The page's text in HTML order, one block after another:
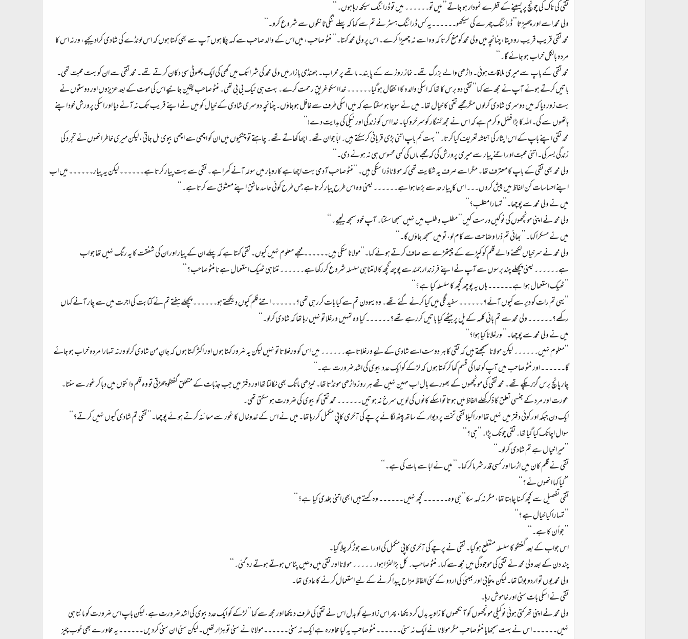
تقی کی ناک کی چونچ پر پسینے کے قطرے نمودار ہو جاتے’’ میں تو۔۔۔۔۔۔ میں تو ڈرائنگ سیکھ رہا ہوں۔‘‘
ولی محمد اسے اور چھیڑتا’’ ڈرائنگ چہرے کی سیکھو۔۔۔۔۔۔یہ کس ڈرائنگ ہسٹر نے تم سے کہا کہ پہلے ننگی ٹانگوں سے شروع کرو۔‘‘
محمد تقی قریب قریب رو دیتا، چنانچہ میں ولی محمد کومنع کرتا کہ وہ اسے نہ چھیڑا کرے۔ اس پر ولی محمد کہتا۔’’ منٹو صاحب، میں اس کے والد صاحب سے کہہ چکا ہوں آپ سے بھی کہتا ہوں کہ اس لونڈے کی شادی کرادیجیے، ورنہ اس کا
مردہ بالکل خراب ہو جائے گا۔‘‘
محمد تقی کے باپ سے میری ملاقات ہوئی۔ داڑھی والے بزرگ تھے۔ نماز روزے کے پابند۔ ماتھے پر محراب۔ جھنڈی بازار میں ولی محمد کی شراتک میں گھی کی ایک چھوٹی سی دکان کرتے تھے۔ محمد تقی سے ان کو بہت محبت تھی۔
باتیں کرتے ہوئے آپ نے مجھ سے کہا’’ تقی دو برس کا تھا کہ اسکی والدہ کا انتقال ہوگیا۔۔۔۔۔۔ خدا اسکو غریقِ رحمت کرے۔ بہت ہی نیک بی بی تھی۔ منٹو صاحب یقین جانیے اس کی موت کے بعد عزیزوں اور دوستوں نے
بہت زور دیا کہ میں دوسری شادی کرلوں مگر مجھے تقی کا خیال تھا۔ میں نے سوچا ہو سکتا ہے کہ میں اسکی طرف سے غافل ہوجاؤں۔ چنانچہ دوسری شادی کے خیال کو میں نے اپنے قریب تک نہ آنے دیا اور اسکی پرورش خود اپنے
ہاتھوں سے کی۔ اللہ کا بڑا فضل و کرم ہے کہ اس نے مجھ گنہگار کوسرخرو کیا۔ خدا اس کو زندگی اور نیکی کی ہدایت دے!‘‘
محمد تقی اپنے باپ کے اس ایثار کی ہمیشہ تعریف کیا کرتا۔’’ بہت کم باپ اتنی بڑی قربانی کرسکتے ہیں۔ اباّ جوان تھے۔ اچھا کھاتے تھے۔ چاہتے تو چٹکیوں میں ان کو اچھی سے اچھی بیوی مل جاتی، لیکن میری خاطر انھوں نے تجرد کی
زندگی بسرکی۔ اتنی محبت اور اتنے پیار سے میری پرورش کی کہ مجھے ماں کی کمی محسوس ہی نہ ہونے دی۔‘‘
ولی محمد بھی تقی کے باپ کا معترف تھا۔ مگر اسے صرف یہ شکایت تھی کہ مولانا ذرا سنکی ہیں۔ ’’منٹو صاحب آدمی بہت اچھا ہے کاروبار میں سولہ آنے کھرا ہے۔ تقی سے بہت پیار کرتا ہے۔۔۔۔۔۔ لیکن یہ پیار۔۔۔۔۔۔ میں اب
اپنے احساسات کن الفاظ میں پیش کروں۔۔۔ اس کا پیار حد سے بڑھا ہوا ہے۔۔۔۔۔۔ یعنی وہ اس طرح پیار کرتا ہے جس طرح کوئی حاسد عاشق اپنے معشوق سے کرتا ہے۔‘‘
میں نے ولی محمد سے پوچھا۔’’تمہارا مطلب؟‘‘
ولی محمد نے اپنی مونچھوں کی نوکیں درست کیں’’ مطلب وطلب میں نہیں سمجھا سکتا۔ آپ خود سمجھ لیجیے۔‘‘
میں نے مسکرا کہا۔’’ بھائی تم ذرا وضاحت سے کام لو، تو میں سمجھ جاؤں گا۔‘‘
ولی محمد نے سرخیاں لکھنے والے قلم کو کپڑے کے چیتھڑے سے صاف کرتے ہوئے کہا۔’’مولانا سنکی ہیں۔۔۔۔۔۔ مجھے معلوم نہیں کیوں۔ تقی کہتا ہے کہ پہلے ان کے پیار اور ان کی شفقت کا یہ رنگ نہیں تھا جو اب
ہے۔۔۔۔۔۔ یعنی پچھلے چند برسوں سے آپ نے اپنے فرزند ارجمند سے پوچھ گچھ کا لامتناہی سلسلہ شروع کررکھا ہے۔۔۔۔۔۔ متناہی ٹھیک استعمال ہے نا منٹو صاحب؟‘‘
’’ٹھیک استعمال ہوا ہے۔۔۔۔۔۔ ہاں یہ پوچھ گچھ کا سلسلہ کیا ہے؟‘‘
’’یہی تم رات کو دیر سے کیوں آئے؟۔۔۔۔۔۔ سفید گلی میں کیا کرنے گئے تھے۔ وہ یہودن تم سے کیا بات کررہی تھی؟۔۔۔۔۔۔ اتنے فلم کیوں دیکھتے ہو۔۔۔۔۔۔ پچھلے ہفتے تم نے کتابت کی اجرت میں سے چار آنے کہاں
رکھے؟۔۔۔۔۔۔ ولی محمد سے تم بائی کلمہ کے پل پر بیٹھے کیا باتیں کررہے تھے؟۔۔۔۔۔۔ کیا وہ تمہیں ورغلا تو نہیں رہا تھا کہ شادی کرلو۔‘‘
میں نے ولی محمد سے پوچھا۔’’ ورغلانا کیا ہوا؟‘‘
’’معلوم نہیں۔۔۔۔۔۔ لیکن مولانا سمجھتے ہیں کہ تقی کا ہر دوست اسے شادی کے لیے ورغلاتا ہے۔۔۔۔۔۔ میں اس کو ورغلاتا تو نہیں لیکن یہ ضرور کہتا ہوں اور اکثر کہتا ہوں کہ جانِ من شادی کرلو ورنہ تمہارا مردہ خراب ہو جائے
گا۔۔۔۔۔۔ اور منٹو صاحب میں آپ کو خدا کی قسم کھا کر کہتا ہوں کہ لڑکے کو ایک عدد بیوی کی اشد ضرورت ہے۔‘‘
چار پانچ برس گزر چکے تھے۔ محمد تقی کی مونچھوں کے بھورے بال اب مہین نہیں تھے ہر روز داڑھی مونڈتا تھا۔ ٹیڑھی مانگ بھی نکالتا تھا اور دفتر میں جب جذبات کے متعلق گفتگو چھڑتی تو وہ قلم دانتوں میں دبا کر غور سے سنتا۔
عورت اور مرد کے جنسی تعلق کا ذکر کھلے الفاظ میں ہوتا تو اسکے کانوں کی لویں سرخ نہ ہوتیں۔۔۔۔۔۔ محمد تقی کو بیوی کی ضرورت ہو سکتی تھی۔
ایک دن جبکہ اور کوئی دفتر میں نہیں تھا اور اکیلا تقی تخت پر دیوار کے ساتھ پیٹھ لگائے پرچے کی آخری کاپی مکمل کررہا تھا۔ میں نے اس کے خدوخال کا غور سے معائنہ کرتے ہوئے پوچھا۔’’ تقی تم شادی کیوں نہیں کرتے؟‘‘
سوال اچانک کیا گیا تھا۔تقی چونک پڑا۔’’جی؟‘‘
’’میرا خیال ہے تم شادی کرلو۔‘‘
تقی نے قلم کان میں اڑسا اور کسی قدر شرما کر کہا۔’’ میں نے ابا سے بات کی ہے۔‘‘
’’کیا کہا انھوں نے؟‘‘
تقی تفصیل سے کچھ کہنا چاہتا تھا، مگر نہ کہہ سکا’’جی وہ۔۔۔۔۔۔ کچھ نہیں۔۔۔۔۔۔ وہ کہتے ہیں ابھی اتنی جلدی کیا ہے؟‘‘
’’تمہارا کیا خیال ہے؟‘‘
’’ جو اُن کا ہے۔‘‘
اس جواب کے بعد گفتگو کا سلسلہ منقطع ہوگیا۔ تقی نے پرچے کی آخری کاپی مکمل کی اور اسے جوڑ کر چلا گیا۔
چند دن کے بعد ولی محمد نے تقی کی موجودگی میں مجھ سے کہا۔منٹو صاحب۔ کل بڑا لفڑا ہوا۔۔۔۔۔۔ مولانا اور تقی میں دھیں پٹاس ہوتے ہوتے رہ گئی۔‘‘
ولی محمد یوں تو اردو بولتا تھا۔ لیکن پنجابی اور بمبئی کی اردو کے کئی الفاظ مزاح پیدا کرنے کے لیے استعمال کرنے کا عادی تھا۔
تقی نے اسکی بات سنی اور خاموش رہا۔
ولی محمد نے اپنی تھرکتی ہوئی نوکیلی مونچھوں کو آنکھوں کا زاویہ بدل کر دیکھا، پھر اس زاویے کو بدل اس نے تقی کی طرف دیکھا اور مجھ سے کہا’’ لڑکے کو ایک عدد بیوی کی اشد ضرورت ہے، لیکن باپ اس ضرورت کو مانتا ہی
نہیں۔۔۔۔۔۔ اس نے بہت سمجھایا منٹو صاحب مگر مولانا نے ایک نہ سنی۔۔۔۔۔۔ منٹو صاحب یہ کیا محاورہ ہے ایک نہ سنی۔۔۔۔۔۔ مولانا نے سنی تو ہزار تھیں۔ لیکن سنی ا ن سنی کردیں۔۔۔۔۔۔ یہ محاورے بھی خوب چیز